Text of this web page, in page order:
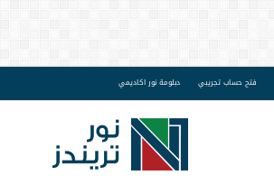
فتح حساب تجريبي دبلومة نور اكاديمي